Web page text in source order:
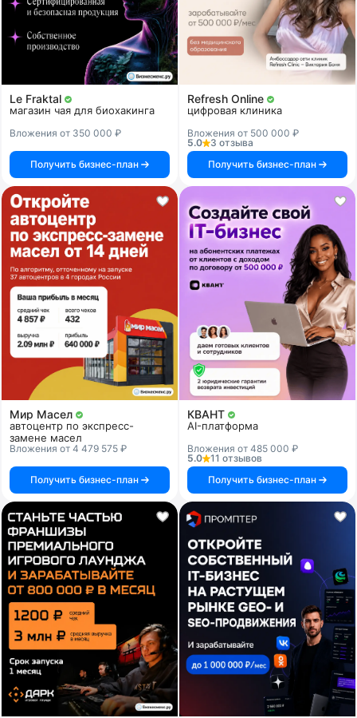
Le Fraktal
магазин чая для биохакинга
Вложения от 350 000 ₽
Получить бизнес-план
Refresh Online
цифровая клиника
Вложения от 500 000 ₽
5.0
3 отзыва
Получить бизнес-план
Мир Масел
автоцентр по экспресс-
замене масел
Вложения от 4 479 575 ₽
Получить бизнес-план
КВАНТ
AI-платформа
Вложения от 485 000 ₽
5.0
11 отзывов
Получить бизнес-план